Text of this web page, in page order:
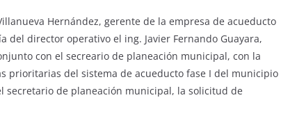
Hernández, gerente de la empresa de acueducto
del director operativo el ing. Javier Fernando Guayara,
con el secreario de planeación municipal, con la
prioritarias del sistema de acueducto fase I del municipio
secretario de planeación municipal, la solicitud de